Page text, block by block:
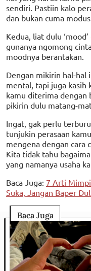
sendiri. Pastiin kalo
dan bukan cuma
Kedua, liat dulu
gunanya ngomong
moodnya berantakan.
Dengan mikirin hal-hal
mental, tapi juga kasih
kamu diterima dengan
pikirin dulu matang-
Ingat, gak perlu
tunjukin perasaan
mengena dengan cara
Kita tidak tahu
yang namanya usaha
Baca Juga: 7 Arti Mimpi
Suka, Jangan Baper
Baca Juga